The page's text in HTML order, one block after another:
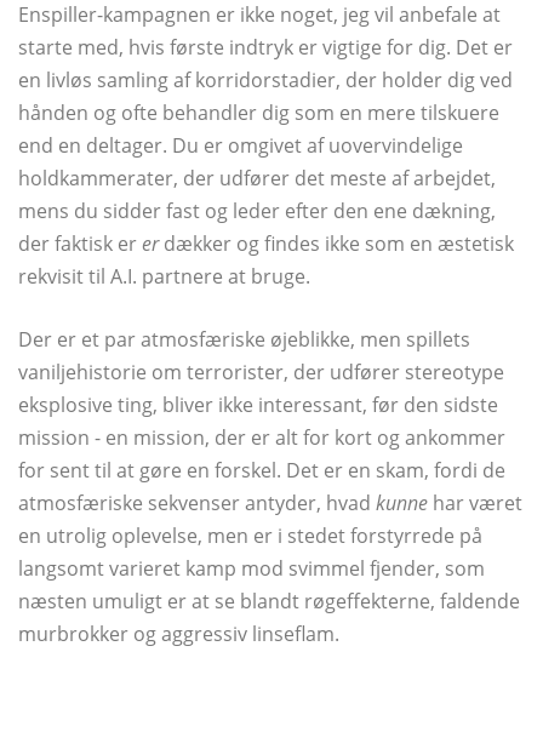
Enspiller-kampagnen er ikke noget, jeg vil anbefale at
starte med, hvis første indtryk er vigtige for dig. Det er
en livløs samling af korridorstadier, der holder dig ved
hånden og ofte behandler dig som en mere tilskuere
end en deltager. Du er omgivet af uovervindelige
holdkammerater, der udfører det meste af arbejdet,
mens du sidder fast og leder efter den ene dækning,
der faktisk ererdækker og findes ikke som en æstetisk
rekvisit til A.I. partnere at bruge.
Der er et par atmosfæriske øjeblikke, men spillets
vaniljehistorie om terrorister, der udfører stereotype
eksplosive ting, bliver ikke interessant, før den sidste
mission - en mission, der er alt for kort og ankommer
for sent til at gøre en forskel. Det er en skam, fordi de
atmosfæriske sekvenser antyder, hvad kunne har været
en utrolig oplevelse, men er i stedet forstyrrede på
langsomt varieret kamp mod svimmel fjender, som
næsten umuligt er at se blandt røgeffekterne, faldende
murbrokker og aggressiv linseflam.